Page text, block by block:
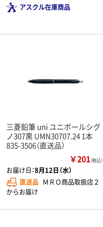
アスクル在庫商品
三菱鉛筆 uni ユニボールシグ
ノ307黒 UMN30707.24 1本
835-3506（直送品）
￥201（税込）
お届け日：8月12日（水）
直送品 ＭＲＯ商品取扱店２
からお届け